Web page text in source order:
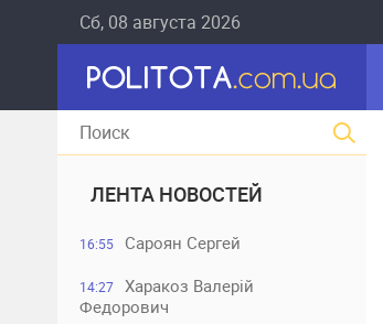
Сб, 08 августа 2026
ЛЕНТА НОВОСТЕЙ
16:55 Сароян Сергей
14:27
Харакоз Валерій
Федорович